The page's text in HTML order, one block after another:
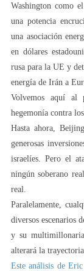
Washington como
una potencia
una asociación
en dólares
rusa para la UE y
energía de Irán a
Volvemos aquí
hegemonía contra
Hasta ahora,
generosas
israelíes. Pero el
ningún soberano
real.
Paralelamente,
diversos escenarios
y su
alterará la
Este análisis de